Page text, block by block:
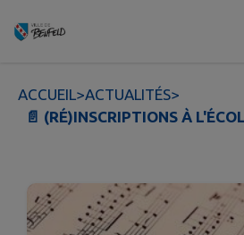
Contenu
ACCUEIL>ACTUALITÉS>
📄 (RÉ)INSCRIPTIONS À